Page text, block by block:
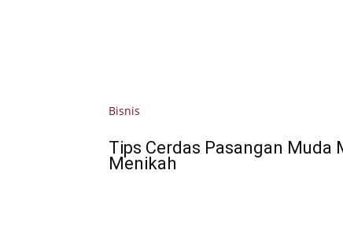
Bisnis
Tips Cerdas Pasangan Muda
Menikah